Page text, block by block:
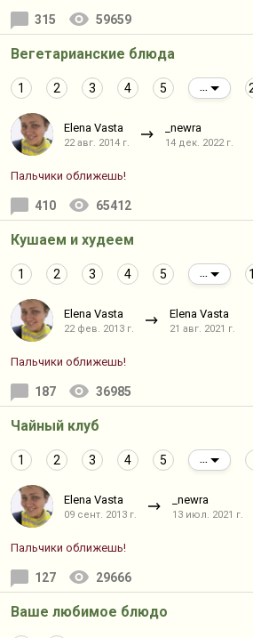
315 59659
Вегетарианские блюда
1 2 3 4 5
Elena Vasta
22 авг. 2014 г.
_newra
14 дек. 2022 г.
Пальчики оближешь!
410 65412
Кушаем и худеем
1 2 3 4 5
Elena Vasta
22 фев. 2013 г.
Elena Vasta
21 авг. 2021 г.
Пальчики оближешь!
187 36985
Чайный клуб
1 2 3 4 5
Elena Vasta
09 сент. 2013 г.
_newra
13 июл. 2021 г.
Пальчики оближешь!
127 29666
Ваше любимое блюдо